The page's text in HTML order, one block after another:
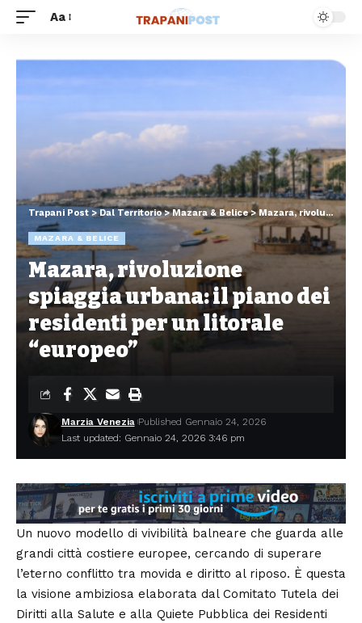
Aa
Trapani Post >Dal Territorio>Mazara & Belice>Mazara, rivoluzione spiaggia urbana: il piano dei residenti per un litorale “europeo”
MAZARA & BELICE
Mazara, rivoluzione
spiaggia urbana: il piano dei
residenti per un litorale
“europeo”
Last updated: Gennaio 24, 2026 3:46 pm
Marzia Venezia Published Gennaio 24, 2026
Un nuovo modello di vivibilità balneare che guarda alle
grandi città costiere europee, cercando di superare
l’eterno conflitto tra movida e diritto al riposo. È questa
la visione ambiziosa elaborata dal Comitato Tutela dei
Diritti alla Salute e alla Quiete Pubblica dei Residenti